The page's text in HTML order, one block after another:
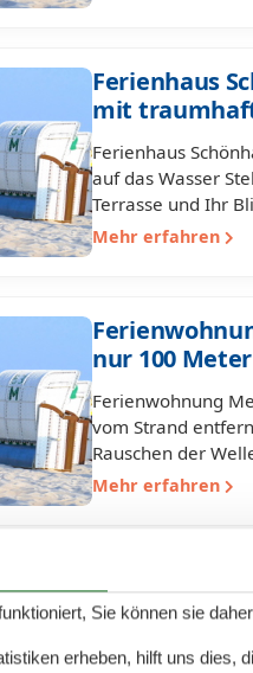
Ferienhaus
mit
Ferienhaus
auf das Wasser
Terrasse und Ihr
Mehr erfahren
nur 100
Ferienwohnung
vom Strand
Rauschen der
Mehr erfahren
perfekter
Ferienwohnung in
Sie können sie
erheben, hilft uns dies,